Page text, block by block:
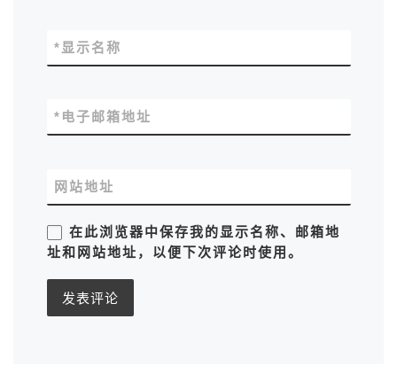
显示名称
*
电子邮箱地址
*
网站地址
在此浏览器中保存我的显示名称、邮箱地
址和网站地址，以便下次评论时使用。